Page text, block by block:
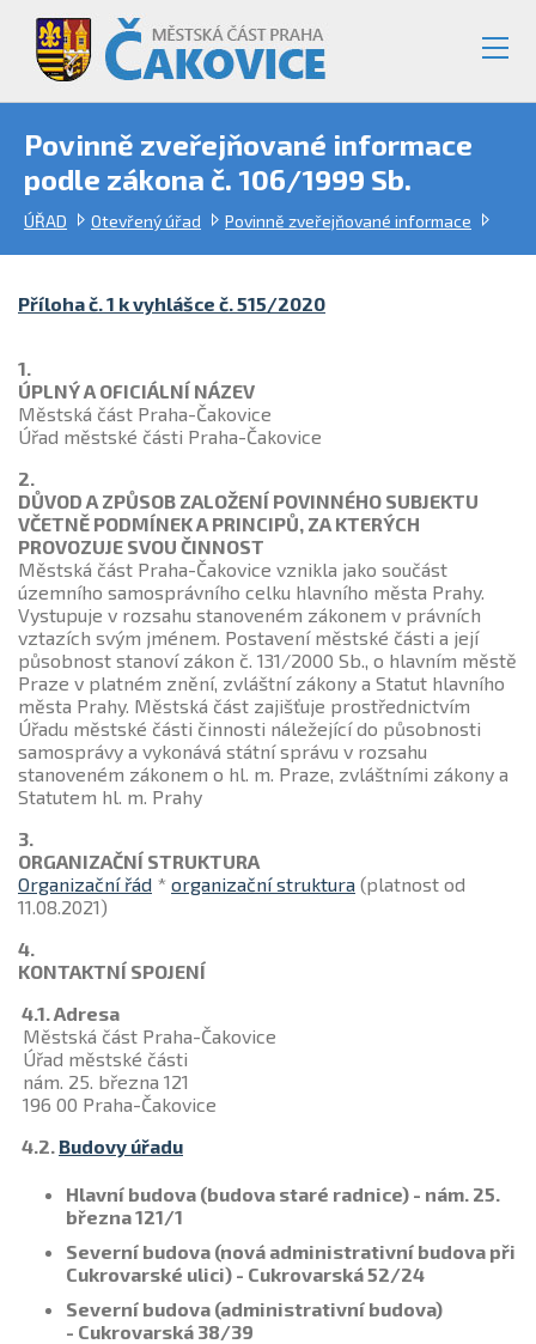
Povinně zveřejňované informace
podle zákona č. 106/1999 Sb.
ÚŘAD Otevřený úřad Povinně zveřejňované informace
Příloha č. 1 k vyhlášce č. 515/2020
1.
ÚPLNÝ A OFICIÁLNÍ NÁZEV
Městská část Praha-Čakovice
Úřad městské části Praha-Čakovice
2.
DŮVOD A ZPŮSOB ZALOŽENÍ POVINNÉHO SUBJEKTU
VČETNĚ PODMÍNEK A PRINCIPŮ, ZA KTERÝCH
PROVOZUJE SVOU ČINNOST
Městská část Praha-Čakovice vznikla jako součást
územního samosprávního celku hlavního města Prahy.
Vystupuje v rozsahu stanoveném zákonem v právních
vztazích svým jménem. Postavení městské části a její
působnost stanoví zákon č. 131/2000 Sb., o hlavním městě
Praze v platném znění, zvláštní zákony a Statut hlavního
města Prahy. Městská část zajišťuje prostřednictvím
Úřadu městské části činnosti náležející do působnosti
samosprávy a vykonává státní správu v rozsahu
stanoveném zákonem o hl. m. Praze, zvláštními zákony a
Statutem hl. m. Prahy
3.
ORGANIZAČNÍ STRUKTURA
Organizační řád * organizační struktura (platnost od
11.08.2021)
4.
KONTAKTNÍ SPOJENÍ
4.1. Adresa
Městská část Praha-Čakovice
Úřad městské části
nám. 25. března 121
196 00 Praha-Čakovice
4.2.Budovy úřadu
Hlavní budova (budova staré radnice) - nám. 25.
března 121/1
Severní budova (nová administrativní budova při
Cukrovarské ulici) - Cukrovarská 52/24
Severní budova (administrativní budova)
- Cukrovarská 38/39